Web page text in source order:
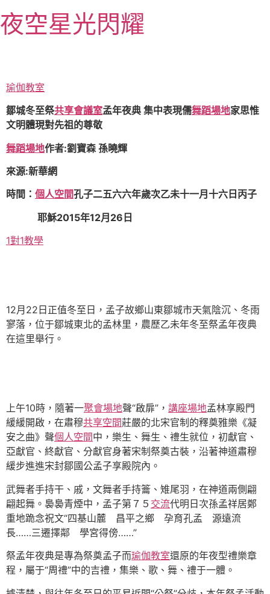
至
主
夜空星光閃耀
瑜伽教室
鄒城冬至祭共享會議室孟年夜典 集中表現儒舞蹈場地家思惟
文明體現對先祖的尊敬
舞蹈場地作者:劉寶森 孫曉輝
來源:新華網
時間： 個人空間孔子二五六六年歲次乙未十一月十六日丙子
耶穌2015年12月26日
1對1教學
12月22日正值冬至日，孟子故鄉山東鄒城市天氣陰沉、冬雨
寥落，位于鄒城東北的孟林里，農歷乙未年冬至祭孟年夜典
在這里舉行。
上午10時，隨著一聚會場地聲“啟扉”， 講座場地孟林享殿門
緩緩開啟，在肅穆共享空間莊嚴的北宋官制的釋奠雅樂《凝
安之曲》聲個人空間中，樂生、舞生、禮生就位，初獻官、
亞獻官、終獻官、分獻官身著宋制祭奠古裝，沿著神道肅穆
緩步進進宋封鄒國公孟子享殿院內。
武舞者手持干、戚，文舞者手持籥、雉尾羽，在神道兩側翩
翩起舞。裊裊青煙中，孟子第７５ 交流代明日次孫孟祥居鄭
重地跪念祝文“四基山麓 昌平之鄉 孕育孔孟 源遠流
長……三遷擇鄰 學宮得傍……”
祭孟年夜典是專為祭奠孟子而瑜伽教室還原的年夜型禮樂章
程，屬于“周禮”中的吉禮，集樂、歌、舞、禮于一體。